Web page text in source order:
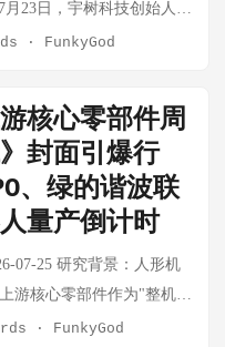
23日，宇树科技创始人兼
同登上《时代》杂志封
全没有许多科技创始人身
器人技术时，带着一种
作为全球市占率最高的人
标志着中国机器人产业
在被西方主流媒体重新审
业：大量演示是远程操控
，马斯克对整个人形机器
· FunkyGod
核心零部件周
封面引爆行
、绿的谐波联
量产倒计时
07-25 研究背景：人形机
游核心零部件作为"整机不
历从工业自动化向具身智
· FunkyGod